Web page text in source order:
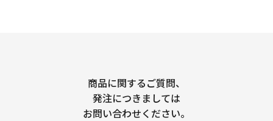
商品に関するご質問、
発注につきましては
お問い合わせください。